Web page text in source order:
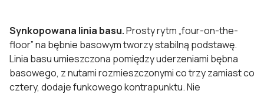
Synkopowana linia basu.Prosty rytm „four-on-the-
floor” na bębnie basowym tworzy stabilną podstawę.
Linia basu umieszczona pomiędzy uderzeniami bębna
basowego, z nutami rozmieszczonymi co trzy zamiast co
cztery, dodaje funkowego kontrapunktu. Nie